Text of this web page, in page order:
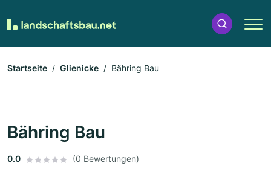
Startseite Glienicke Bähring Bau
Bähring Bau
0.0 (0 Bewertungen)